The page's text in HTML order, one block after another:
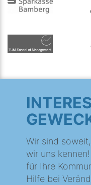
Wir sind
wir uns
für Ihre
Hilfe bei